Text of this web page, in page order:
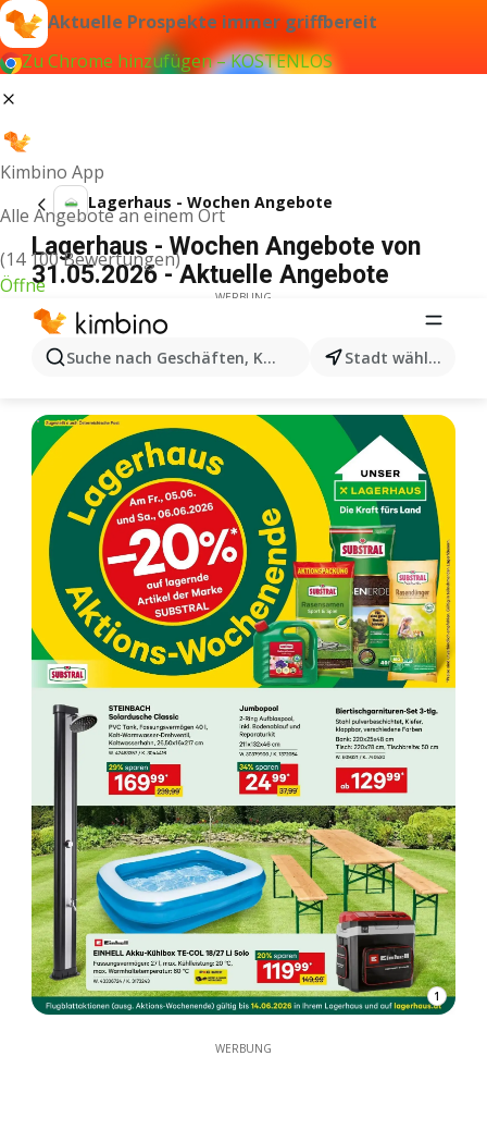
Aktuelle Prospekte immer griffbereit
Zu Chrome hinzufügen – KOSTENLOS
Kimbino App
Alle Angebote an einem Ort
(14 100 Bewertungen)
Öffne
Suche nach Geschäften, Kategorien, Produkten...
Stadt wählen
Lagerhaus - Wochen Angebote
Lagerhaus - Wochen Angebote von
31.05.2026 - Aktuelle Angebote
WERBUNG
1
WERBUNG